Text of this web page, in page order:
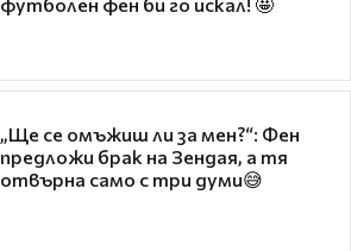
„Ще се омъжиш ли за мен?“: Фен
предложи брак на Зендая, а тя
отвърна само с три думи😅